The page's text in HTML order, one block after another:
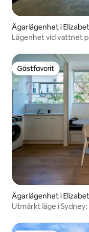
Ägarlägenhet i
Lägenhet vid vattnet
Gästfavorit
Gästfavorit
Ägarlägenhet i
Utmärkt läge i